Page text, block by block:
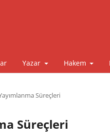
Yazar Hakem
Süreçleri
Süreçleri